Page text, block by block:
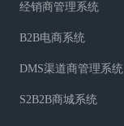
经销商管理系统
B2B电商系统
DMS渠道商管理系统
S2B2B商城系统